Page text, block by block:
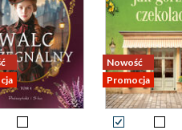
Nowość
Promocja